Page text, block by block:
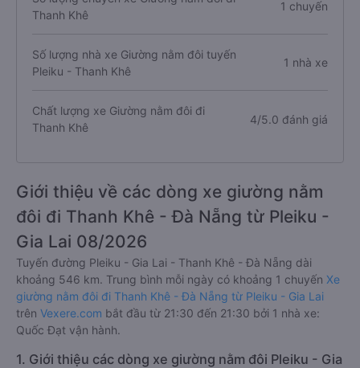
Thanh Khê
1 chuyến
Số lượng nhà xe Giường nằm đôi tuyến
Pleiku - Thanh Khê
1 nhà xe
Chất lượng xe Giường nằm đôi đi
Thanh Khê
4/5.0 đánh giá
Giới thiệu về các dòng xe giường nằm
đôi đi Thanh Khê - Đà Nẵng từ Pleiku -
Gia Lai 08/2026
Tuyến đường Pleiku - Gia Lai - Thanh Khê - Đà Nẵng dài
khoảng 546 km. Trung bình mỗi ngày có khoảng 1 chuyến Xe
giường nằm đôi đi Thanh Khê - Đà Nẵng từ Pleiku - Gia Lai
trên Vexere.com bắt đầu từ 21:30 đến 21:30 bởi 1 nhà xe:
Quốc Đạt vận hành.
1. Giới thiệu các dòng xe giường nằm đôi Pleiku - Gia